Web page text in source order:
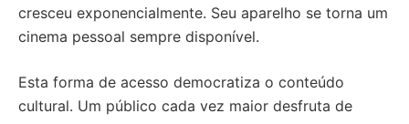
cresceu exponencialmente. Seu aparelho se torna um
cinema pessoal sempre disponível.
Esta forma de acesso democratiza o conteúdo
cultural. Um público cada vez maior desfruta de